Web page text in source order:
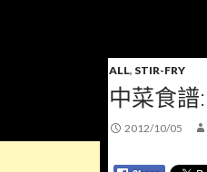
ALL, STIR-FRY
中菜食譜
2012/10/05